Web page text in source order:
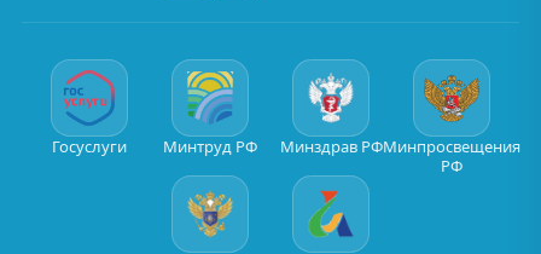
Госуслуги Минтруд РФ Минздрав РФМинпросвещения
РФ